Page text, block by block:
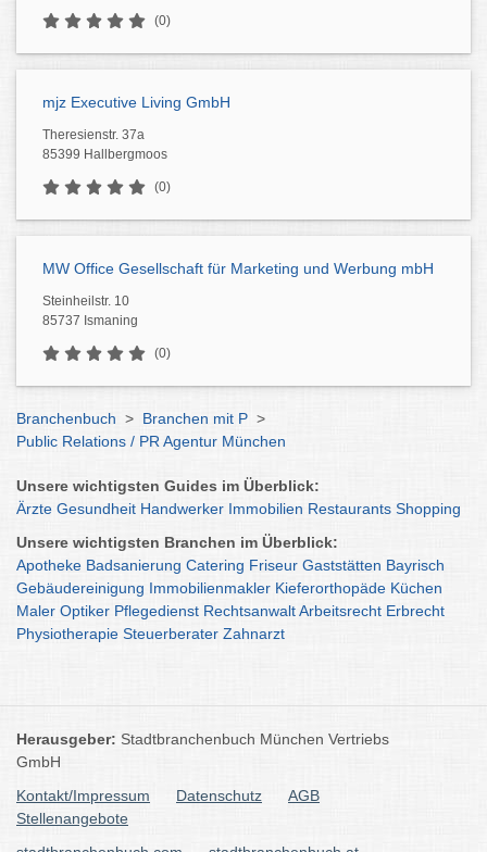
(0)
mjz Executive Living GmbH
Theresienstr. 37a
85399 Hallbergmoos
(0)
MW Office Gesellschaft für Marketing und Werbung mbH
Steinheilstr. 10
85737 Ismaning
(0)
Branchenbuch > Branchen mit P >
Public Relations / PR Agentur München
Unsere wichtigsten Guides im Überblick:
Ärzte Gesundheit Handwerker Immobilien Restaurants Shopping
Unsere wichtigsten Branchen im Überblick:
Apotheke Badsanierung Catering Friseur Gaststätten Bayrisch
Gebäudereinigung Immobilienmakler Kieferorthopäde Küchen
Maler Optiker Pflegedienst RechtsanwaltArbeitsrecht Erbrecht
Physiotherapie Steuerberater Zahnarzt
Herausgeber: Stadtbranchenbuch München Vertriebs
GmbH
Kontakt/Impressum
Datenschutz
AGB
Stellenangebote